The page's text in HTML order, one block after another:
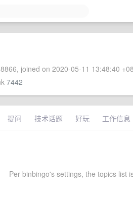
joined on 2020-05-11 13:48:40
7442
提问 技术话题 好玩 工作信息
Per binbingo's settings, the topics list